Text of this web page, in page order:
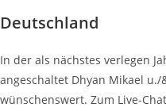
Deutschland
In der als nächstes verlegen
angeschaltet Dhyan Mikael u./
wünschenswert. Zum Live-